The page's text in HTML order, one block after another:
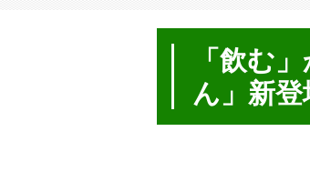
「飲む
ん」新登